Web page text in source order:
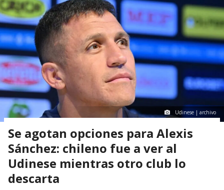
Udinese | archivo
Se agotan opciones para Alexis
Sánchez: chileno fue a ver al
Udinese mientras otro club lo
descarta